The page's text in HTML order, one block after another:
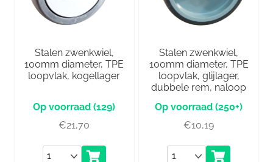
Stalen zwenkwiel,
100mm diameter, TPE
loopvlak, kogellager
(129)
€21,70
Aantal
Stalen zwenkwiel,
100mm diameter, TPE
loopvlak, glijlager,
dubbele rem, naloop
(250+)
€10,19
Aantal